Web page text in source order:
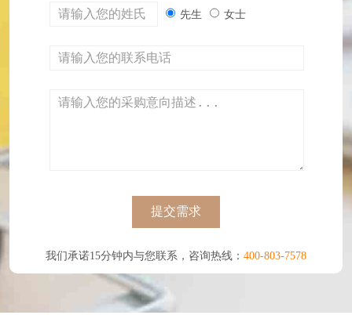
先生 女士
提交需求
我们承诺15分钟内与您联系，咨询热线： 400-803-7578